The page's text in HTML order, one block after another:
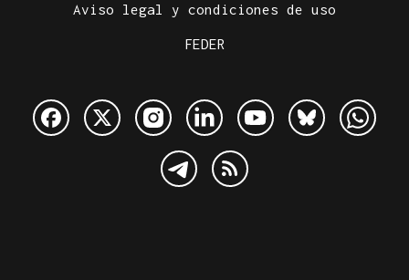
Aviso legal y condiciones de uso
FEDER